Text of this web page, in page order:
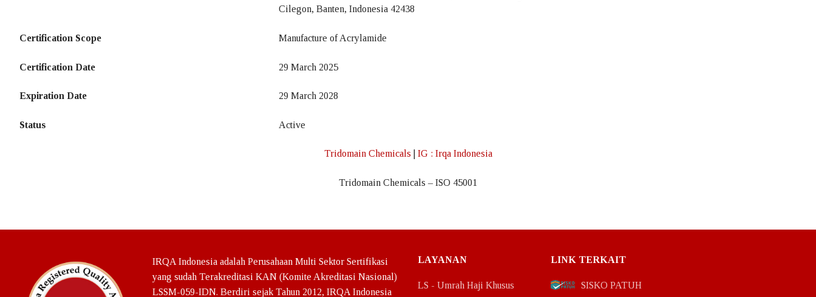
LS – Umrah Haji Khusus
ISO 21001:2018
ISO 22001:2018
ISO 37001:2016
Cilegon, Banten, Indonesia 42438
Certification Scope Manufacture of Acrylamide
Certification Date 29 March 2025
Expiration Date 29 March 2028
Status Active
Tridomain Chemicals IG : Irqa Indonesia
Tridomain Chemicals – ISO 45001
IRQA Indonesia adalah Perusahaan Multi Sektor Sertifikasi
yang sudah Terakreditasi KAN (Komite Akreditasi Nasional)
LSSM-059-IDN. Berdiri sejak Tahun 2012, IRQA Indonesia
LAYANAN
LS - Umrah Haji Khusus
LINK TERKAIT
SISKO PATUH